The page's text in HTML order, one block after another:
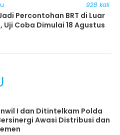
928 kali
Percontohan BRT di Luar
Uji Coba Dimulai 18 Agustus
I dan Ditintelkam Polda
Awasi Distribusi dan